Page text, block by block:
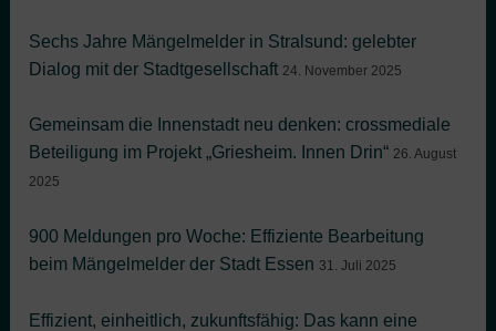
Sechs Jahre Mängelmelder in Stralsund: gelebter
Dialog mit der Stadtgesellschaft 24. November 2025
Gemeinsam die Innenstadt neu denken: crossmediale
Beteiligung im Projekt „Griesheim. Innen Drin“ 26. August
2025
900 Meldungen pro Woche: Effiziente Bearbeitung
beim Mängelmelder der Stadt Essen 31. Juli 2025
Effizient, einheitlich, zukunftsfähig: Das kann eine